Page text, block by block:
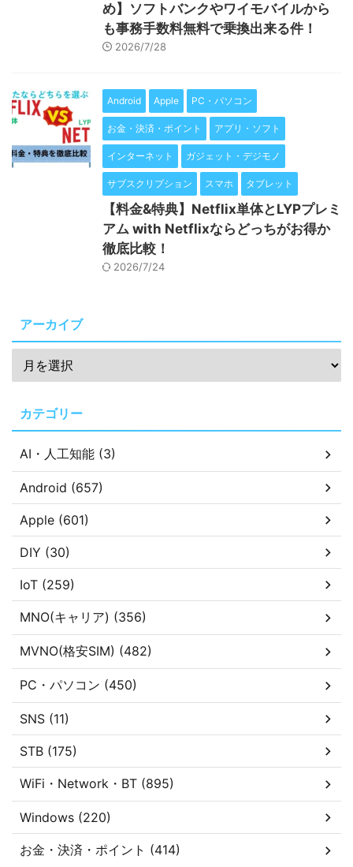
め】ソフトバンクやワイモバイルから
も事務手数料無料で乗換出来る件！
2026/7/28
Android Apple PC・パソコン
お金・決済・ポイント アプリ・ソフト
インターネット ガジェット・デジモノ
サブスクリプション スマホ タブレット
【料金&特典】Netflix単体とLYPプレミ
アム with Netflixならどっちがお得か
徹底比較！
2026/7/24
アーカイブ
カテゴリー
AI・人工知能 (3)
Android (657)
Apple (601)
DIY (30)
IoT (259)
MNO(キャリア) (356)
MVNO(格安SIM) (482)
PC・パソコン (450)
SNS (11)
STB (175)
WiFi・Network・BT (895)
Windows (220)
お金・決済・ポイント (414)